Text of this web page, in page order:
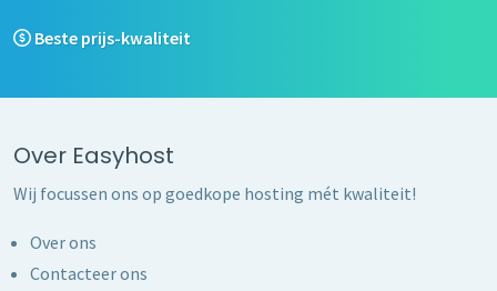
Beste prijs-kwaliteit
Over Easyhost
Wij focussen ons op goedkope hosting mét kwaliteit!
Over ons
Contacteer ons